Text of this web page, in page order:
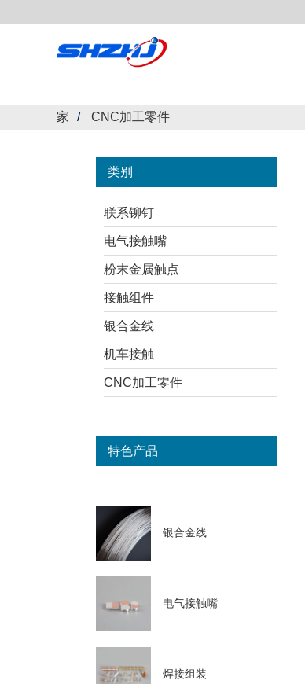
家 CNC加工零件
类别
联系铆钉
电气接触嘴
粉末金属触点
接触组件
银合金线
机车接触
CNC加工零件
特色产品
银合金线
电气接触嘴
焊接组装